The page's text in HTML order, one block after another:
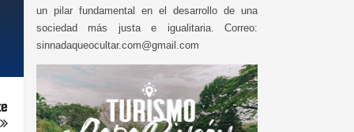
un pilar fundamental en el desarrollo de una
sociedad más justa e igualitaria. Correo:
sinnadaqueocultar.com@gmail.com